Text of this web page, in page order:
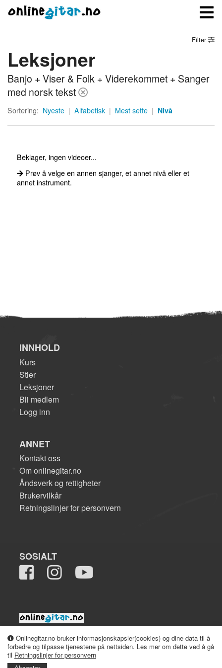
Meny
Logg inn
Bli medlem
Om onlinegitar.no
Filter
Leksjoner
Banjo + Viser & Folk + Viderekommet + Sanger
med norsk tekst
Sortering: Nyeste | Alfabetisk | Mest sette | Nivå
Beklager, ingen videoer...
Prøv å velge en annen sjanger, et annet nivå eller et
annet instrument.
Onlinegitar.no bruker informasjonskapsler(cookies) og dine data til å
forbedre og tilpasse tjenestene på nettsiden. Les mer om dette ved å gå
til Retningslinjer for personvern
INNHOLD
Kurs
Stier
Leksjoner
Bli medlem
Logg inn
ANNET
Kontakt oss
Om onlinegitar.no
Åndsverk og rettigheter
Brukervilkår
Retningslinjer for personvern
SOSIALT
2008-2026 onlinegitar.no